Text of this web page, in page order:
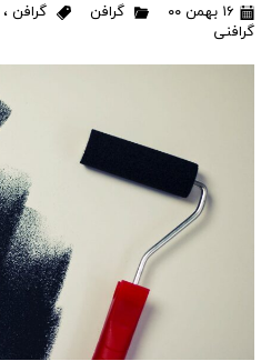
۱۶ بهمن ۰۰ گرافن گرافن ،
گرافنی